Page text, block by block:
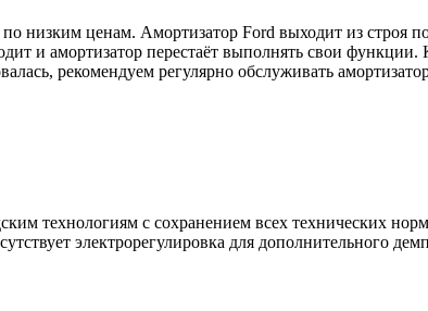
низким ценам. Амортизатор Ford выходит из строя
и амортизатор перестаёт выполнять свои
рекомендуем регулярно обслуживать
технологиям с сохранением всех технических
электрорегулировка для дополнительного